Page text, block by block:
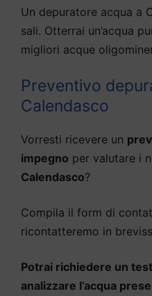
Un depuratore acqua a
sali. Otterrai un’acqua
migliori acque
Preventivo
Calendasco
Vorresti ricevere un
impegno per valutare i
Calendasco?
Compila il form di
ricontatteremo in
Potrai richiedere un
analizzare l’acqua